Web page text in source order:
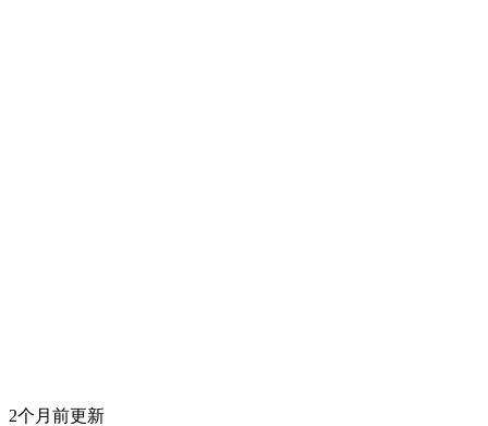
2个月前更新